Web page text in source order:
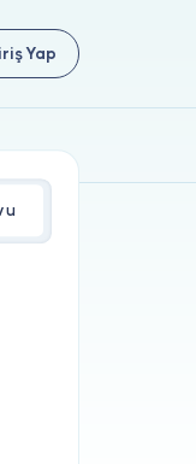
Yap